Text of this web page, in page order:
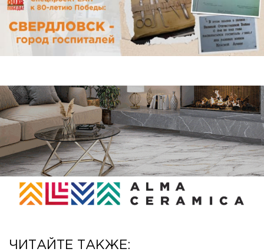
ЧИТАЙТЕ ТАКЖЕ: